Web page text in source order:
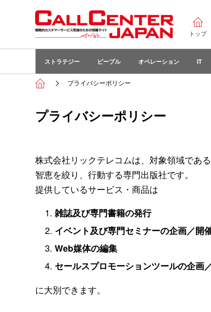
トップ
ストラテジー ピープル オペレーション IT
プライバシーポリシー
プライバシーポリシー
株式会社リックテレコムは、対象領域であ
智恵を絞り、行動する専門出版社です。
提供しているサービス・商品は
雑誌及び専門書籍の発行
イベント及び専門セミナーの企画／開
Web媒体の編集
セールスプロモーションツールの企画
に大別できます。